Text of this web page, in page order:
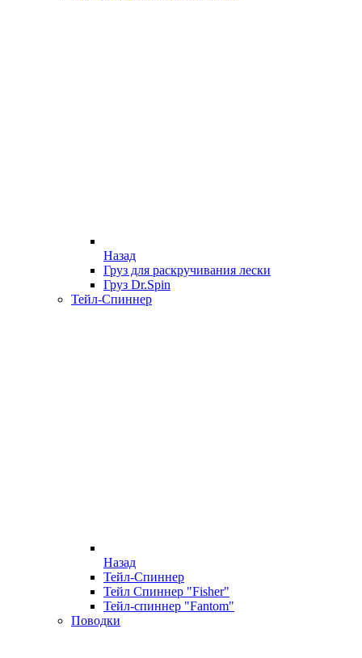
Назад
Груз для раскручивания лески
Груз Dr.Spin
Тейл-Спиннер
Назад
Тейл-Спиннер
Тейл Спиннер "Fisher"
Тейл-спиннер "Fantom"
Поводки